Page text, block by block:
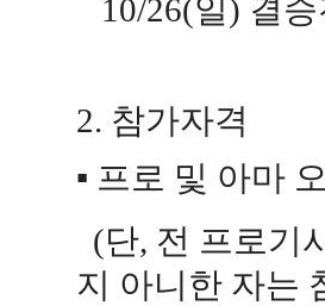
10/26(일) 결
2. 참가자격
▪ 프로 및 아마
(단, 전 프로기
지 아니한 자는